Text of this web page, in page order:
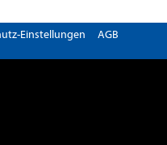
Einstellungen AGB